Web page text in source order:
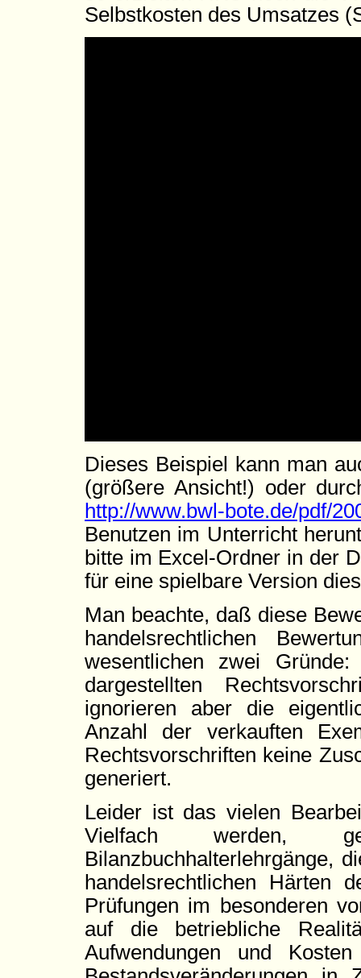
Selbstkosten des Umsatzes
Dieses Beispiel kann man
(größere Ansicht!) oder
http://www.bwl-bote.de/pdf/
Benutzen im Unterricht
bitte im Excel-Ordner in der
für eine spielbare Version
Man beachte, daß diese
handelsrechtlichen
wesentlichen zwei
dargestellten
ignorieren aber die
Anzahl der verkauften
Rechtsvorschriften keine
generiert.
Leider ist das vielen
Vielfach werden,
Bilanzbuchhalterlehrgänge,
handelsrechtlichen Härten
Prüfungen im besonderen
auf die betriebliche
Aufwendungen und